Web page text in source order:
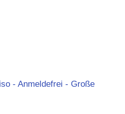
- Anmeldefrei - Große